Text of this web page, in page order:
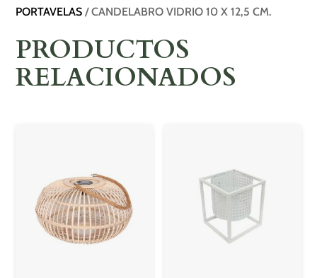
PORTAVELAS / CANDELABRO VIDRIO 10 X 12,5 CM.
PRODUCTOS
RELACIONADOS